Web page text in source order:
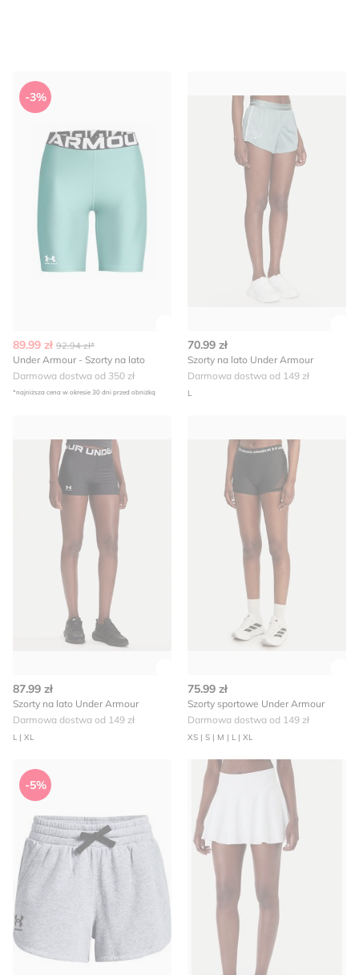
Under Armour - Szorty na lato
-3%
89.99 zł 92.94 zł*
Under Armour - Szorty na lato
Darmowa dostwa od 350 zł
*najniższa cena w okresie 30 dni przed obniżką
70.99 zł
Szorty na lato Under Armour
Darmowa dostwa od 149 zł
L
87.99 zł
Szorty na lato Under Armour
Darmowa dostwa od 149 zł
L | XL
75.99 zł
Szorty sportowe Under Armour
Darmowa dostwa od 149 zł
XS | S | M | L | XL
Under Armour - Szorty
-5%
Szorty w sportowym stylu